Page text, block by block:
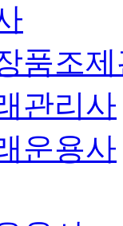
품조
관리사
운용사